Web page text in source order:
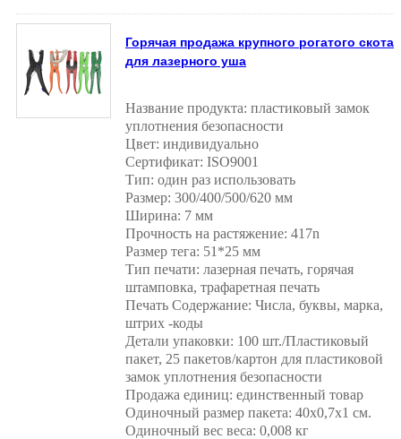
Горячая продажа крупного рогатого скота
для лазерного уша
Название продукта: пластиковый замок
уплотнения безопасности
Цвет: индивидуально
Сертификат: ISO9001
Тип: один раз использовать
Размер: 300/400/500/620 мм
Ширина: 7 мм
Прочность на растяжение: 417n
Размер тега: 51*25 мм
Тип печати: лазерная печать, горячая
штамповка, трафаретная печать
Печать Содержание: Числа, буквы, марка,
штрих -коды
Детали упаковки: 100 шт./Пластиковый
пакет, 25 пакетов/картон для пластиковой
замок уплотнения безопасности
Продажа единиц: единственный товар
Одиночный размер пакета: 40x0,7x1 см.
Одиночный вес веса: 0,008 кг